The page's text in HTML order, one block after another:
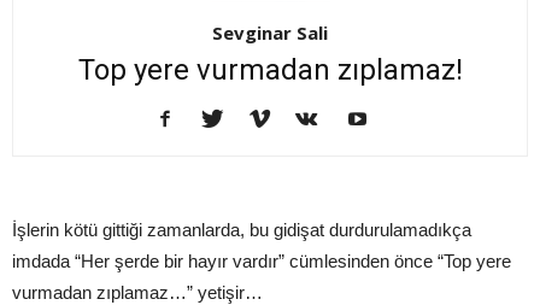
Sevginar Sali
Top yere vurmadan zıplamaz!
İşlerin kötü gittiği zamanlarda, bu gidişat durdurulamadıkça
imdada “Her şerde bir hayır vardır” cümlesinden önce “Top yere
vurmadan zıplamaz…” yetişir…